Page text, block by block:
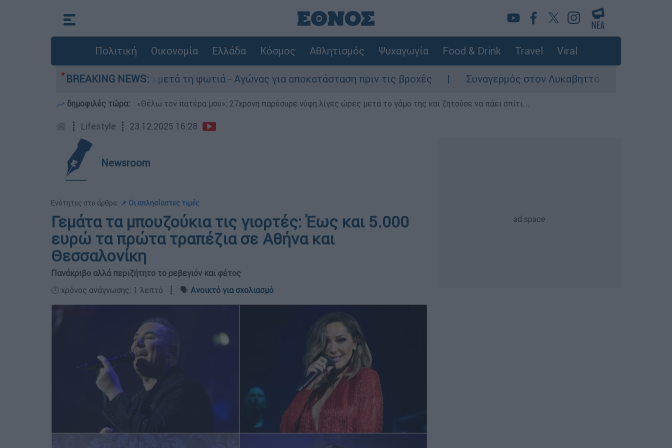
Πολιτική Οικονομία Ελλάδα Κόσμος Αθλητισμός Ψυχαγωγία Food & Drink Travel Viral
BREAKING NEWS:
στο Πόρτο Γερμανό μετά τη φωτιά - Αγώνας για αποκατάσταση πριν τις βροχές Συναγερμός στον Λυκαβηττό: Σορός σε
δημοφιλές τώρα: «Θέλω τον πατέρα μου»: 27χρονη παρέσυρε νύφη λίγες ώρες μετά το γάμο της και ζητούσε να πάει σπίτι...
┋ Lifestyle ┋ 23.12.2025 16:28
Newsroom
Ενότητες στο άρθρο: 📌 Οι απλησίαστες τιμές
Γεμάτα τα μπουζούκια τις γιορτές: Έως και 5.000
ευρώ τα πρώτα τραπέζια σε Αθήνα και
Θεσσαλονίκη
Πανάκριβο αλλά περιζήτητο το ρεβεγιόν και φέτος
🕛 χρόνος ανάγνωσης: 1 λεπτό ┋ 🗣️ Ανοικτό για σχολιασμό